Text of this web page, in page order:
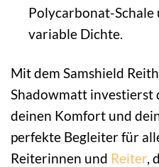
Polycarbonat-Schale
variable Dichte.
Mit dem Samshield
Shadowmatt investierst
deinen Komfort und
perfekte Begleiter für
Reiterinnen und Reiter,